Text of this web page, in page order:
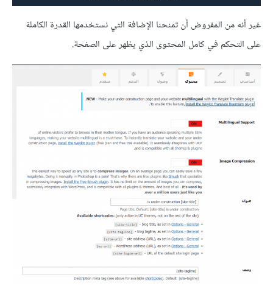
غير أنه من المفروض أن تمنحنا الإضافة التي نستخدمها القدرة الكاملة
على التحكم في كامل المحتوى الذي يظهر على الصفحة.